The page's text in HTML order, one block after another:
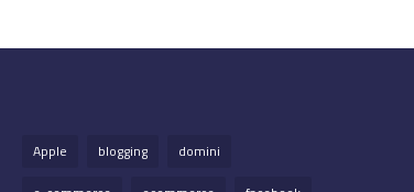
Apple blogging
domini